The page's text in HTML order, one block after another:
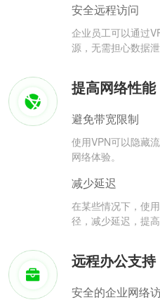
安全远程访问
企业员工可以通过
源，无需担心数据泄
提高网络性能
避免带宽限制
使用VPN可以隐藏
网络体验。
减少延迟
在某些情况下，使
径，减少延迟，提高
远程办公支持
安全的企业网络